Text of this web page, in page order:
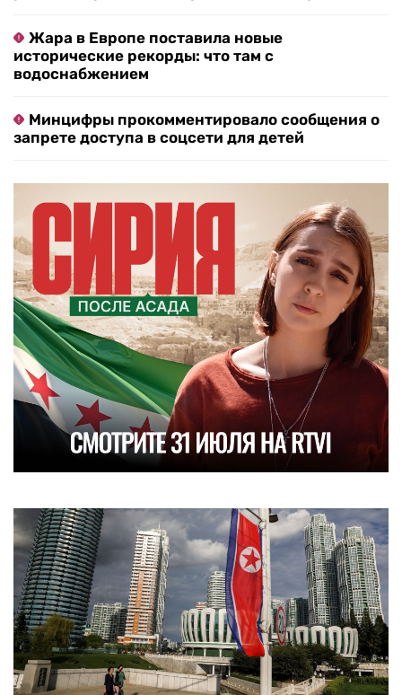
Жара в Европе поставила новые
исторические рекорды: что там с
водоснабжением
Минцифры прокомментировало сообщения о
запрете доступа в соцсети для детей